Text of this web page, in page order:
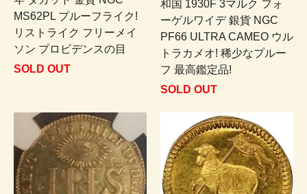
MS62PL プルーフライク!
リストライク フリーメイ
ソン プロビデンスの目
SOLD OUT
和国 1930F 3マルク フォ
ーゲルワイデ 銀貨 NGC
PF66 ULTRA CAMEO ウル
トラカメオ! 稀少なプルー
フ 最高鑑定品!
SOLD OUT